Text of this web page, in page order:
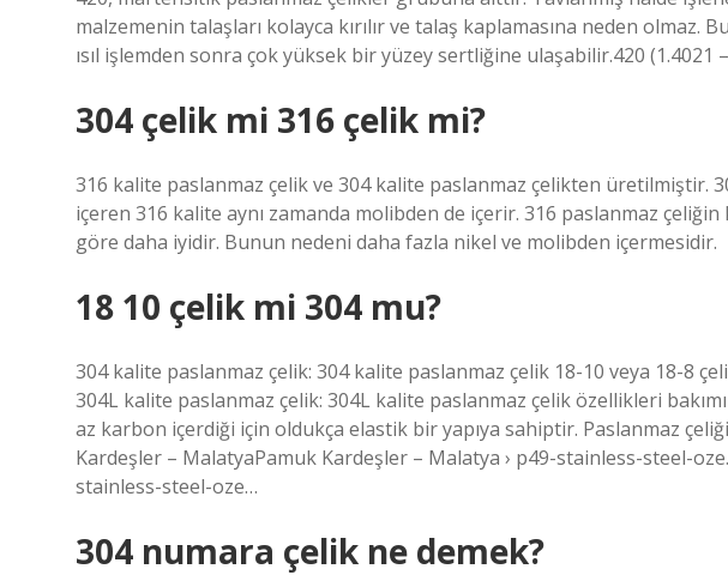
malzemenin talaşları kolayca kırılır ve talaş kaplamasına neden olmaz.
ısıl işlemden sonra çok yüksek bir yüzey sertliğine ulaşabilir.420 (1.4021
304 çelik mi 316 çelik mi?
316 kalite paslanmaz çelik ve 304 kalite paslanmaz çelikten üretilmiştir.
içeren 316 kalite aynı zamanda molibden de içerir. 316 paslanmaz
göre daha iyidir. Bunun nedeni daha fazla nikel ve molibden içermesidir.
18 10 çelik mi 304 mu?
304 kalite paslanmaz çelik: 304 kalite paslanmaz çelik 18-10 veya 18-8
304L kalite paslanmaz çelik: 304L kalite paslanmaz çelik özellikleri
az karbon içerdiği için oldukça elastik bir yapıya sahiptir. Paslanmaz
Kardeşler – MalatyaPamuk Kardeşler – Malatya › p49-stainless-steel-
stainless-steel-oze…
304 numara çelik ne demek?